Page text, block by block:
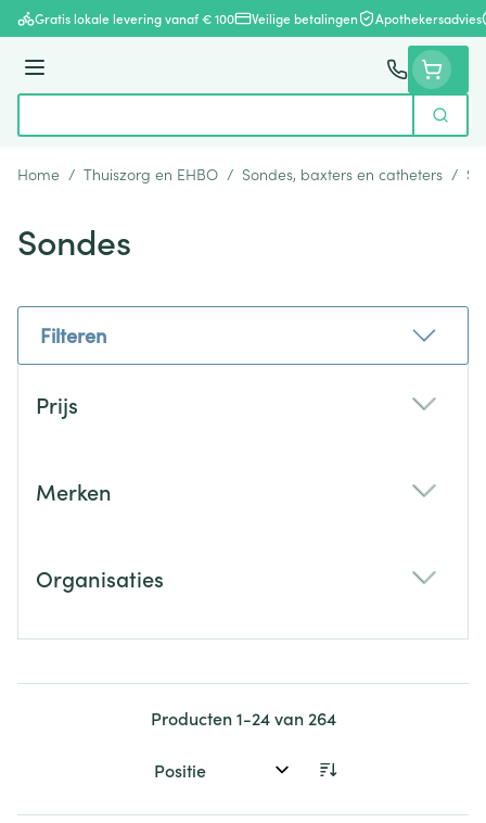
Ga naar de inhoud
Gratis lokale levering vanaf € 100 Veilige betalingen Apothekersadvies
Menu
Zoek
Home / Thuiszorg en EHBO / Sondes, baxters en catheters /
Sondes
Filteren
Prijs
Merken
Organisaties
Producten1-24van 264
Sorteer op: